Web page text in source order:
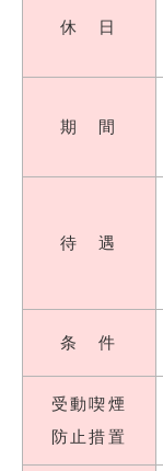
休 日
期 間
待 遇
条 件
受動喫煙
防止措置